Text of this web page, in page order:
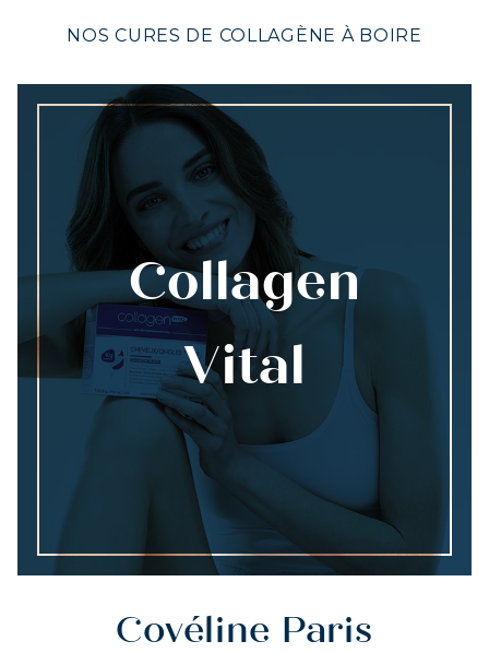
NOS CURES DE COLLAGÈNE À BOIRE
Covéline Paris